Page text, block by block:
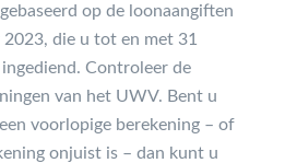
op de loonaangiften
die u tot en met 31
Controleer de
van het UWV. Bent u
voorlopige berekening – of
onjuist is – dan kunt u